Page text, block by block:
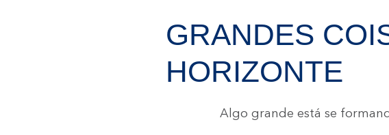
GRANDES
HORIZONTE
Algo grande está se